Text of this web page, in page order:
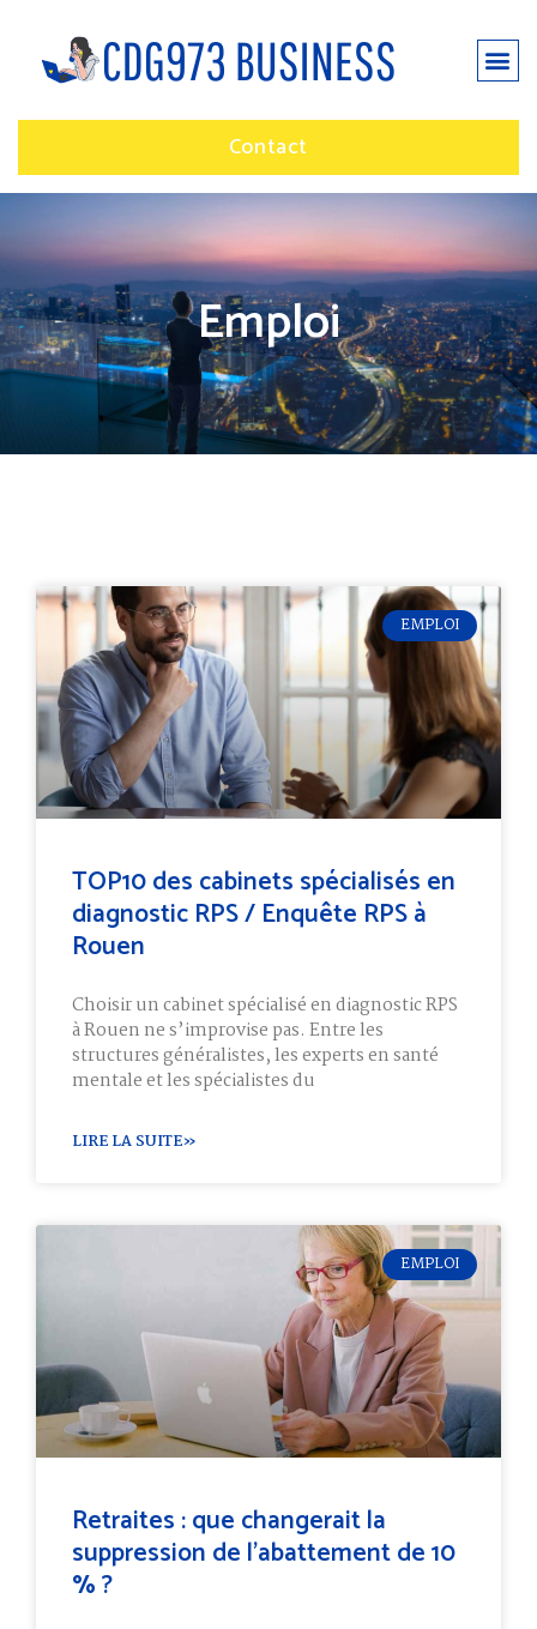
Contact
Emploi
EMPLOI
TOP10 des cabinets spécialisés en
diagnostic RPS / Enquête RPS à
Rouen
Choisir un cabinet spécialisé en diagnostic RPS
à Rouen ne s’improvise pas. Entre les
structures généralistes, les experts en santé
mentale et les spécialistes du
LIRE LA SUITE»
EMPLOI
Retraites : que changerait la
suppression de l’abattement de 10
% ?